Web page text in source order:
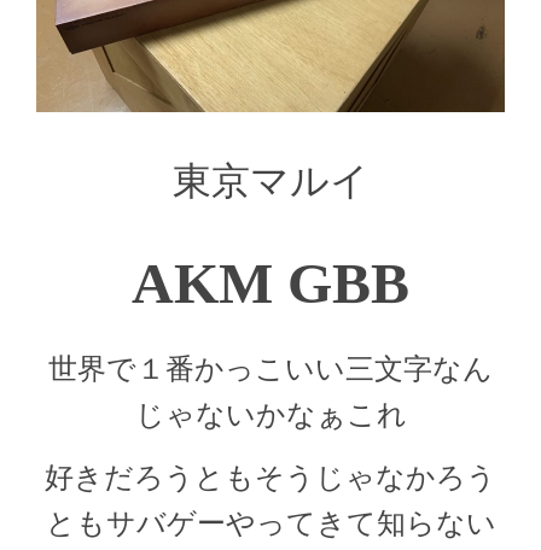
東京マルイ
AKM GBB
世界で１番かっこいい三文字なん
じゃないかなぁこれ
好きだろうともそうじゃなかろう
ともサバゲーやってきて知らない